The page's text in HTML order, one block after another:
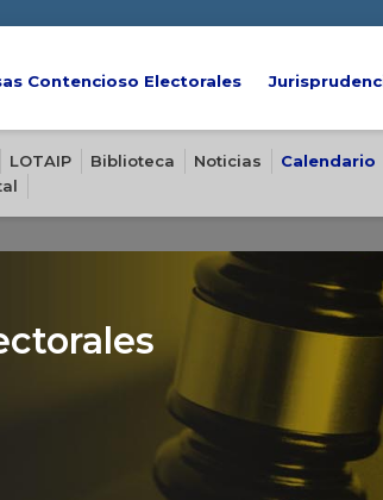
Contencioso Electorales
LOTAIP Biblioteca Noticias Calendario